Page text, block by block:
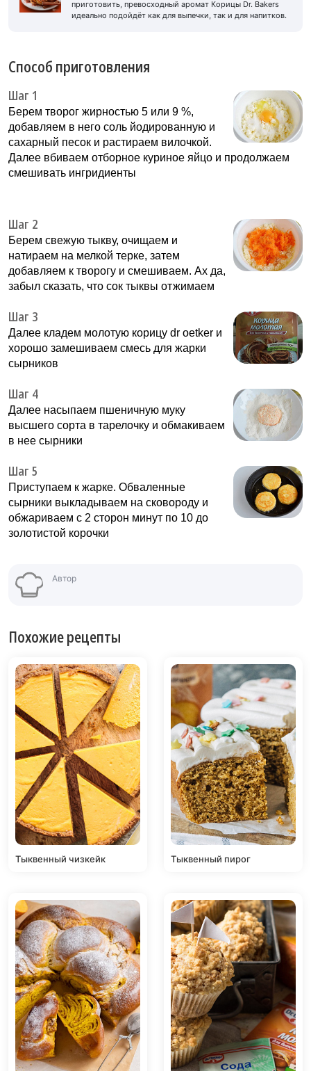
приготовить, превосходный аромат Корицы Dr. Bakers
идеально подойдёт как для выпечки, так и для напитков.
Способ приготовления
Шаг 1
Берем творог жирностью 5 или 9 %,
добавляем в него соль йодированную и
сахарный песок и растираем вилочкой.
Далее вбиваем отборное куриное яйцо и продолжаем
смешивать ингридиенты
Шаг 2
Берем свежую тыкву, очищаем и
натираем на мелкой терке, затем
добавляем к творогу и смешиваем. Ах да,
забыл сказать, что сок тыквы отжимаем
Шаг 3
Далее кладем молотую корицу dr oetker и
хорошо замешиваем смесь для жарки
сырников
Шаг 4
Далее насыпаем пшеничную муку
высшего сорта в тарелочку и обмакиваем
в нее сырники
Шаг 5
Приступаем к жарке. Обваленные
сырники выкладываем на сковороду и
обжариваем с 2 сторон минут по 10 до
золотистой корочки
Автор
Похожие рецепты
Тыквенный чизкейк Тыквенный пирог